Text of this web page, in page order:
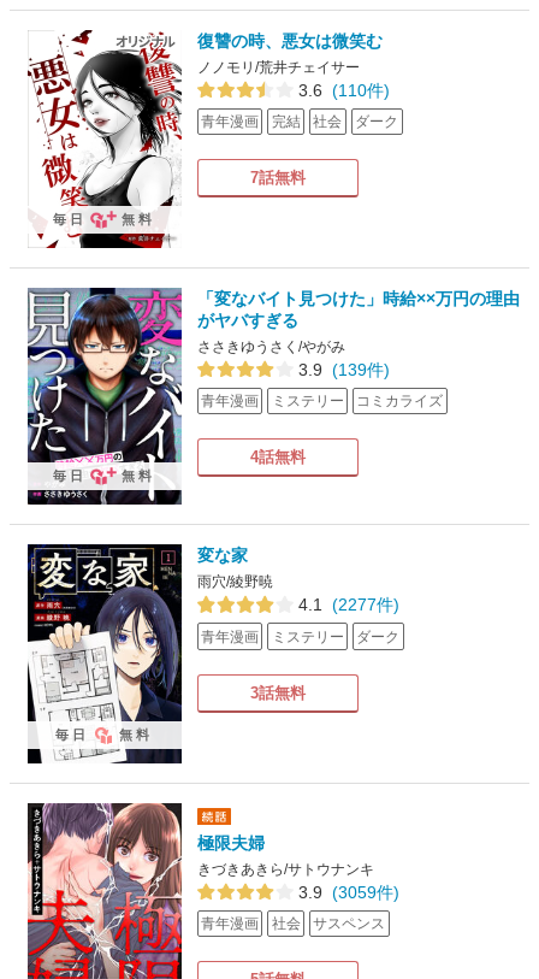
復讐の時、悪女は微笑む
ノノモリ/荒井チェイサー
3.6 (110件)
青年漫画 完結 社会 ダーク
7話無料
毎日 無料
「変なバイト見つけた」時給××万円の理由
がヤバすぎる
ささきゆうさく/やがみ
3.9 (139件)
青年漫画 ミステリー コミカライズ
4話無料
毎日 無料
変な家
雨穴/綾野暁
4.1 (2277件)
青年漫画 ミステリー ダーク
3話無料
毎日 無料
極限夫婦
きづきあきら/サトウナンキ
3.9 (3059件)
青年漫画 社会 サスペンス